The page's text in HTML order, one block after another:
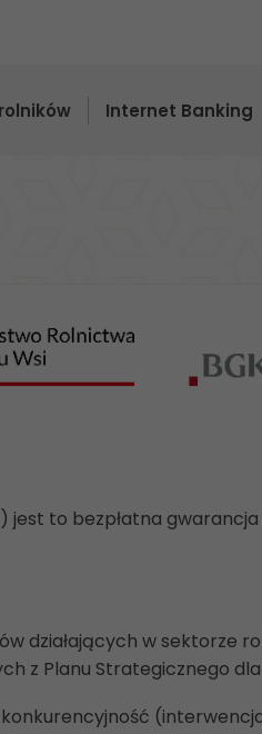
Internet Banking
jest to bezpłatna
działających w sektorze
z Planu Strategicznego
(interwencja